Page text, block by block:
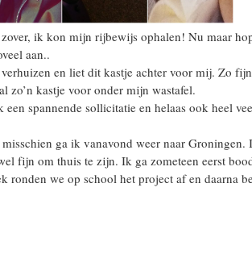
ik kon mijn rijbewijs ophalen! Nu maar
aan..
en liet dit kastje achter voor mij. Zo
zo’n kastje voor onder mijn wastafel.
spannende sollicitatie en helaas ook heel
ga ik vanavond weer naar Groningen.
fijn om thuis te zijn. Ik ga zometeen eerst
ronden we op school het project af en daarna